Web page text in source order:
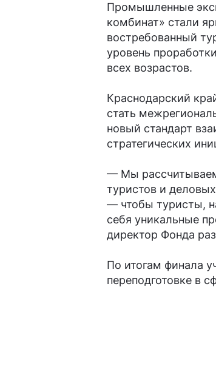
Промышленные
комбинат» стали
востребованный
уровень
всех возрастов.
Краснодарский
стать
новый стандарт
стратегических
— Мы
туристов и
— чтобы туристы,
себя уникальные
директор Фонда
По итогам финала
переподготовке в